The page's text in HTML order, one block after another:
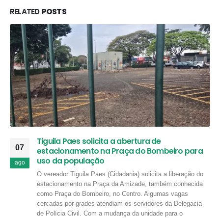
RELATEDPOSTS
07
ago
Tiguila Paes solicita a abertura de
estacionamento na Praça do Bombeiro para
uso da população
O vereador Tiguila Paes (Cidadania) solicita a liberação do
estacionamento na Praça da Amizade, também conhecida
como Praça do Bombeiro, no Centro. Algumas vagas
cercadas por grades atendiam os servidores da Delegacia
de Polícia Civil. Com a mudança da unidade para o